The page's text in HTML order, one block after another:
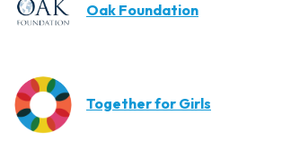
Oak Foundation
Together for Girls